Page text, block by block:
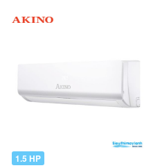
1.5 HP